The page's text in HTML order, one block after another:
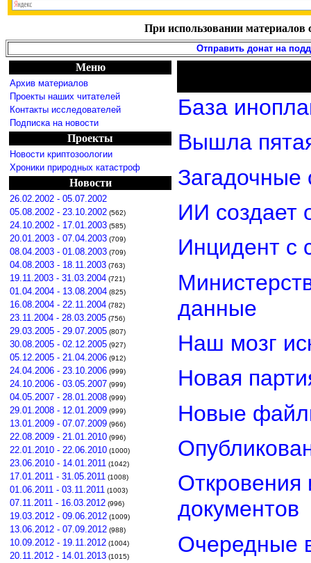
При использовании материалов
Отправить донат на
Меню
Архив материалов
Проекты наших читателей
Контакты исследователей
Подписка на новости
Проекты
Новости криптозоологии
Хроники природных катастроф
Новости
26.02.2002 - 05.07.2002
05.08.2002 - 23.10.2002 (562)
24.10.2002 - 17.01.2003 (585)
20.01.2003 - 07.04.2003 (709)
08.04.2003 - 01.08.2003 (709)
04.08.2003 - 18.11.2003 (763)
19.11.2003 - 31.03.2004 (721)
01.04.2004 - 13.08.2004 (825)
16.08.2004 - 22.11.2004 (782)
23.11.2004 - 28.03.2005 (756)
29.03.2005 - 29.07.2005 (807)
30.08.2005 - 02.12.2005 (927)
05.12.2005 - 21.04.2006 (912)
24.04.2006 - 23.10.2006 (999)
24.10.2006 - 03.05.2007 (999)
04.05.2007 - 28.01.2008 (999)
29.01.2008 - 12.01.2009 (999)
13.01.2009 - 07.07.2009 (966)
22.08.2009 - 21.01.2010 (996)
22.01.2010 - 22.06.2010 (1000)
23.06.2010 - 14.01.2011 (1042)
17.01.2011 - 31.05.2011 (1008)
01.06.2011 - 03.11.2011 (1003)
07.11.2011 - 16.03.2012 (996)
19.03.2012 - 09.06.2012 (1009)
13.06.2012 - 07.09.2012 (988)
10.09.2012 - 19.11.2012 (1004)
20.11.2012 - 14.01.2013 (1015)
База
Вышла
ИИ создает
Инцидент с
данные
Наш мозг
Новая
Новые
Откровения
документов
Очередные